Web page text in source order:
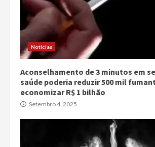
Notícias
Aconselhamento de 3 minutos em
saúde poderia reduzir 500 mil
economizar R$ 1 bilhão
Setembro 4, 2025